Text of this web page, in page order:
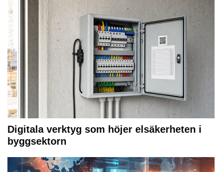
Digitala verktyg som höjer elsäkerheten i
byggsektorn